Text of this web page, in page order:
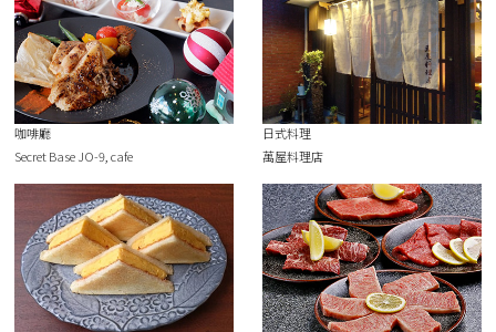
咖啡廳
Secret Base JO-9, cafe
日式料理
萬屋料理店